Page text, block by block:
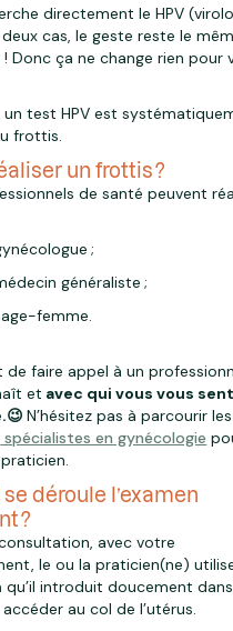
directement le HPV
cas, le geste reste le
Donc ça ne change rien pour
un test HPV est
frottis.
un frottis ?
de santé peuvent
;
généraliste ;
femme.
de faire appel à un
et avec qui vous vous
N’hésitez pas à parcourir les
spécialistes en gynécologie
déroule l’examen
?
avec votre
le ou la praticien(ne)
qu’il introduit doucement
au col de l’utérus.